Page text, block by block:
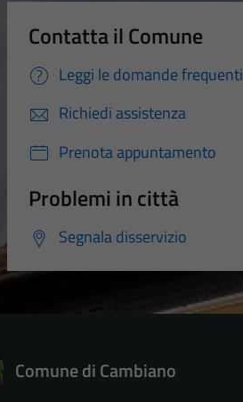
Contatta il Comune
Leggi le domande frequenti
Richiedi assistenza
Prenota appuntamento
Problemi in città
Segnala disservizio
Comune di Cambiano